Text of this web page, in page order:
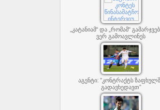
„კატანიამ“ და „რომამ“
ვერ გამოავლინეს
აგენტი: ”კონტრაქტს
გადავხედავთ”